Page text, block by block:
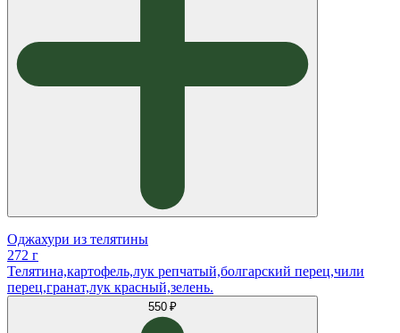
Оджахури из телятины
272 г
Телятина,картофель,лук репчатый,болгарский перец,чили
перец,гранат,лук красный,зелень.
550 ₽